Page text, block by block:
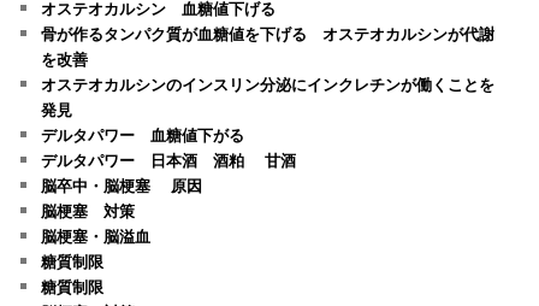
オステオカルシン 血糖値下げる
骨が作るタンパク質が血糖値を下げる オステオカルシンが代謝
を改善
オステオカルシンのインスリン分泌にインクレチンが働くことを
発見
デルタパワー 血糖値下がる
デルタパワー 日本酒 酒粕 甘酒
脳卒中・脳梗塞 原因
脳梗塞 対策
脳梗塞・脳溢血
糖質制限
糖質制限